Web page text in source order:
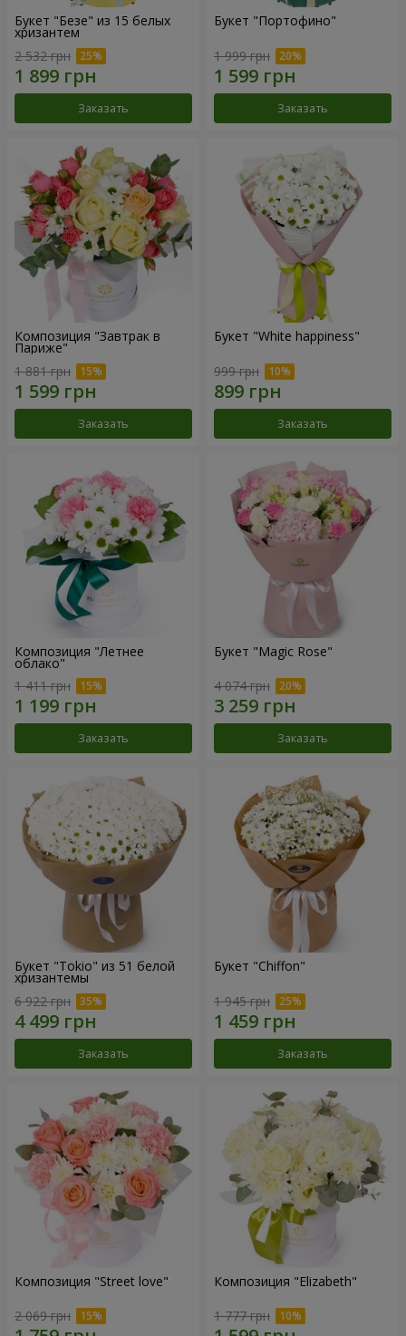
Букет "Безе" из 15 белых
хризантем
2 532 грн
Заказать
Букет "Портофино"
1 999 грн
Заказать
Композиция "Завтрак в
Париже"
1 881 грн
Заказать
Букет "White happiness"
999 грн
Заказать
Композиция "Летнее
облако"
1 411 грн
Заказать
Букет "Magic Rose"
4 074 грн
Заказать
Букет "Tokio" из 51 белой
хризантемы
6 922 грн
Заказать
Букет "Chiffon"
1 945 грн
Заказать
Композиция "Street love"
2 069 грн
Композиция "Elizabeth"
1 777 грн